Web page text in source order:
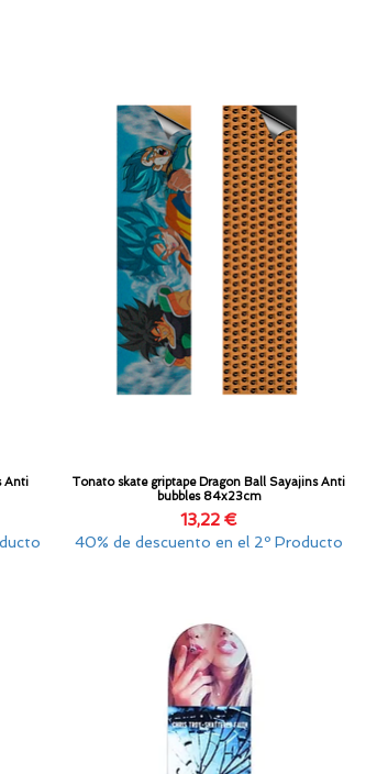
Anti
Vista rápida
Tonato skate griptape Dragon Ball Sayajins Anti
bubbles 84x23cm
Precio
13,22 €
40% de descuento en el 2º Producto